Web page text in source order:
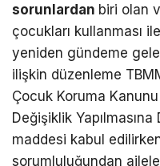
sorunlardan biri olan
çocukları kullanması
yeniden gündeme
ilişkin düzenleme
Çocuk Koruma
Değişiklik
maddesi kabul
sorumluluğundan